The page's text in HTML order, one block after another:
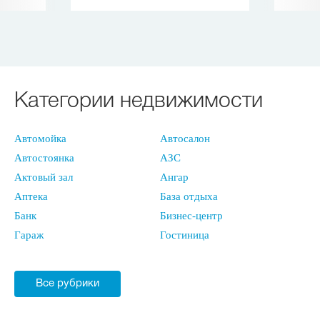
Категории недвижимости
Автомойка
Автосалон
Автостоянка
АЗС
Актовый зал
Ангар
Аптека
База отдыха
Банк
Бизнес-центр
Гараж
Гостиница
Все рубрики